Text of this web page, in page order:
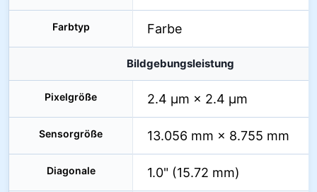
Farbtyp Farbe
Bildgebungsleistung
Pixelgröße 2.4 µm × 2.4 µm
Sensorgröße 13.056 mm × 8.755 mm
Diagonale 1.0" (15.72 mm)